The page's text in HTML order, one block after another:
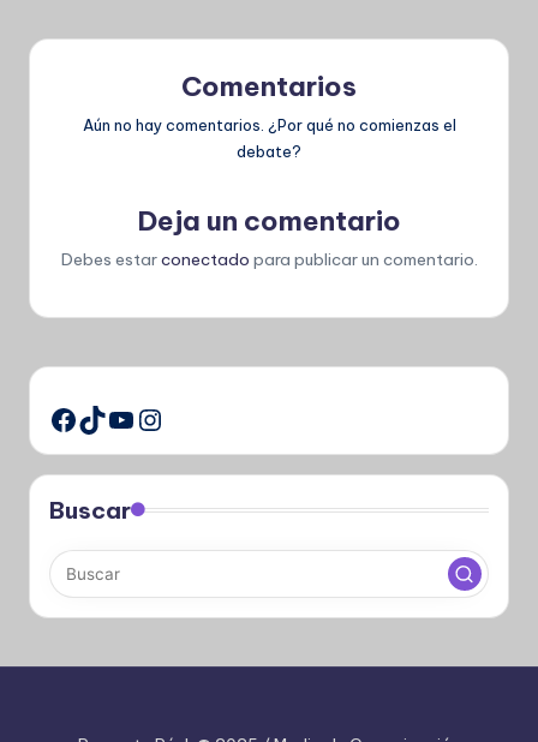
Comentarios
Aún no hay comentarios. ¿Por qué no comienzas el
debate?
Deja un comentario
Debes estarconectado para publicar un comentario.
Facebook
TikTok
YouTube
Instagram
Buscar